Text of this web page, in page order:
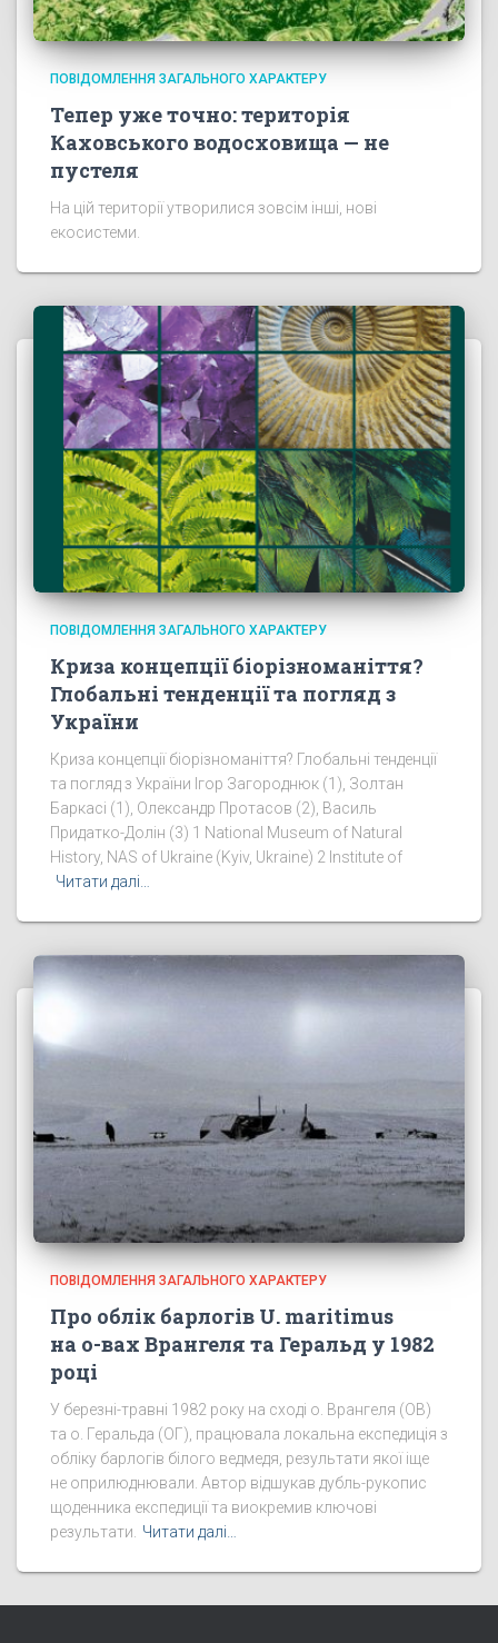
ПОВІДОМЛЕННЯ ЗАГАЛЬНОГО ХАРАКТЕРУ
Тепер уже точно: територія
Каховського водосховища — не
пустеля
На цій території утворилися зовсім інші, нові
екосистеми.
ПОВІДОМЛЕННЯ ЗАГАЛЬНОГО ХАРАКТЕРУ
Криза концепції біорізноманіття?
Глобальні тенденції та погляд з
України
Криза концепції біорізноманіття? Глобальні тенденції
та погляд з України Ігор Загороднюк (1), Золтан
Баркасі (1), Олександр Протасов (2), Василь
Придатко-Долін (3) 1 National Museum of Natural
History, NAS of Ukraine (Kyiv, Ukraine) 2 Institute of
Читати далі…
ПОВІДОМЛЕННЯ ЗАГАЛЬНОГО ХАРАКТЕРУ
Про облік барлогів U. maritimus
на о-вах Врангеля та Геральд у 1982
році
У березні-травні 1982 року на сході о. Врангеля (ОВ)
та о. Геральда (ОГ), працювала локальна експедиція з
обліку барлогів білого ведмедя, результати якої іще
не оприлюднювали. Автор відшукав дубль-рукопис
щоденника експедиції та виокремив ключові
результати.
Читати далі…